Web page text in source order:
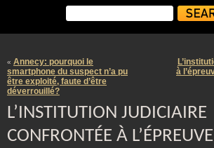
« Annecy: pourquoi le
smartphone du suspect n’a pu
être exploité, faute d’être
déverrouillé?
à
L’INSTITUTION JUDICIAIRE
CONFRONTÉE À